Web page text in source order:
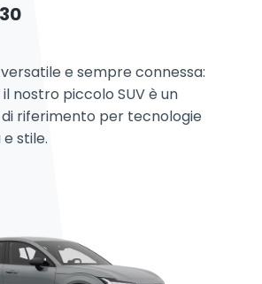
e sempre connessa:
il nostro piccolo SUV è un
riferimento per tecnologie
stile.